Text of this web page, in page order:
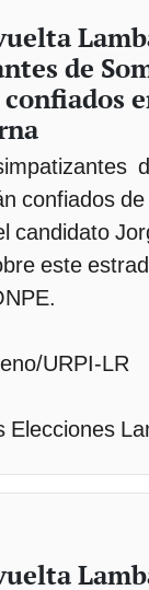
de
confiados
candidato
este
URPI-LR